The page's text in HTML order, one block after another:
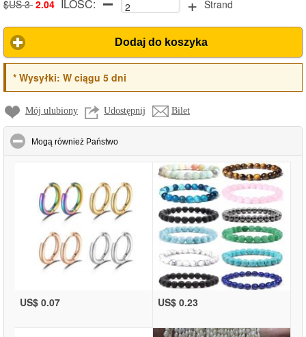
$US 3 2.04 ILOŚĆ: Strand
Dodaj do koszyka
*Wysyłki: W ciągu 5 dni
Mój ulubiony Udostępnij Bilet
Mogą również Państwo
US$ 0.07 US$ 0.23